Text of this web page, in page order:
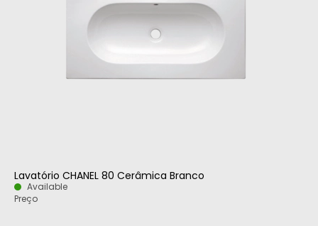
Lavatório CHANEL 80 Cerâmica Branco
Available
Preço